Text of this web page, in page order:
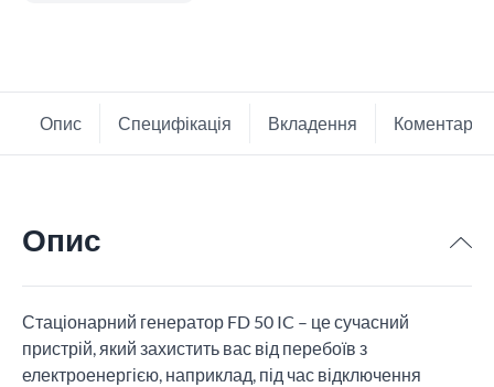
Опис Специфікація Вкладення Коментарі
Опис
Стаціонарний генератор FD 50 IC – це сучасний
пристрій, який захистить вас від перебоїв з
електроенергією, наприклад, під час відключення